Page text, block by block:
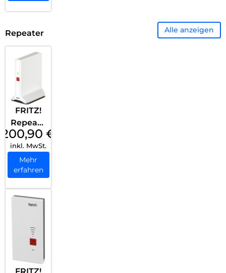
Repeater Alle anzeigen
FRITZ!
Repeate
r 3000
AX Weiß
200,90 €
inkl. MwSt.
Mehr
erfahren
FRITZ!